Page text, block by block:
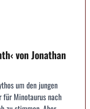
von Jonathan
um den jungen
für Minotaurus nach